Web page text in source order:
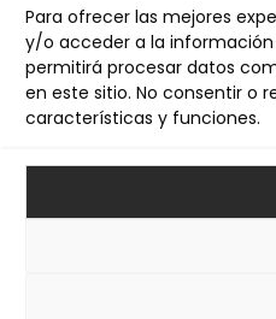
Para ofrecer las mejores
y/o acceder a la
permitirá procesar datos
en este sitio. No consentir o
características y funciones.